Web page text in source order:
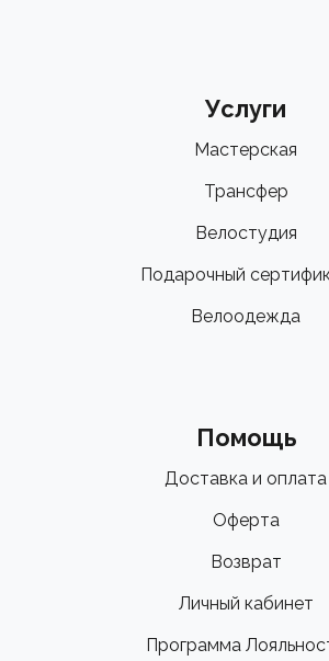
Услуги
Мастерская
Трансфер
Велостудия
Подарочный
Велоодежда
Помощь
Доставка и оплата
Оферта
Возврат
Личный кабинет
Программа